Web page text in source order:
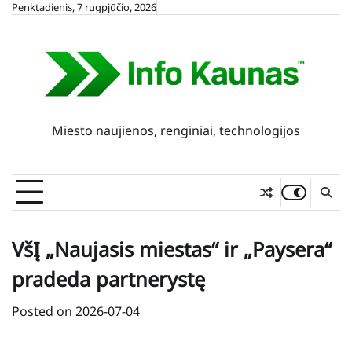
SkipPenktadienis, 7 rugpjūčio, 2026
Miesto naujienos, renginiai, technologijos
VšĮ „Naujasis miestas“ ir „Paysera“
pradeda partnerystę
Posted on 2026-07-04